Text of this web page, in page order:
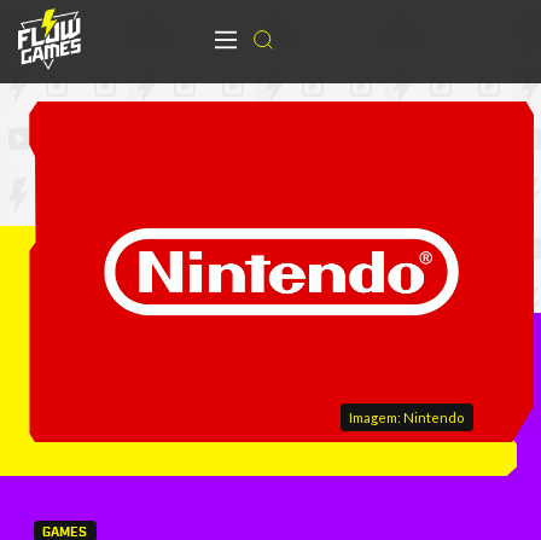
Imagem: Nintendo
GAMES